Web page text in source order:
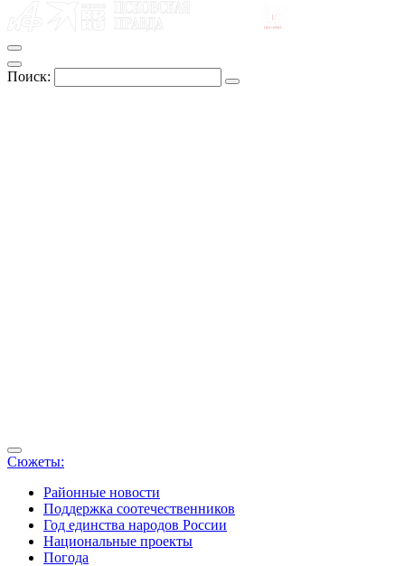
Поиск:
Сюжеты:
Районные новости
Поддержка соотечественников
Год единства народов России
Национальные проекты
Погода